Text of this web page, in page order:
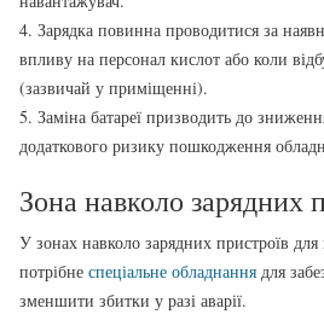
4. Зарядка повинна проводитися за
впливу на персонал кислот або коли
(зазвичай у приміщенні).
5. Заміна батареї призводить до
додаткового ризику пошкодження
Зона навколо зарядних
У зонах навколо зарядних пристроїв
потрібне спеціальне обладнання для
зменшити збитки у разі аварії.